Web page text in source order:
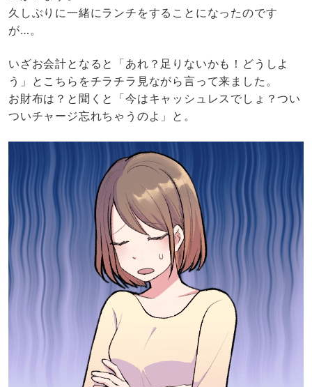
久しぶりに一緒にランチをすることになったのです
が…。
いざお会計となると「あれ？足りないかも！どうしよ
う」とこちらをチラチラ見ながら言って来ました。
お財布は？と聞くと「今はキャッシュレスでしょ？つい
ついチャージ忘れちゃうのよ」と。